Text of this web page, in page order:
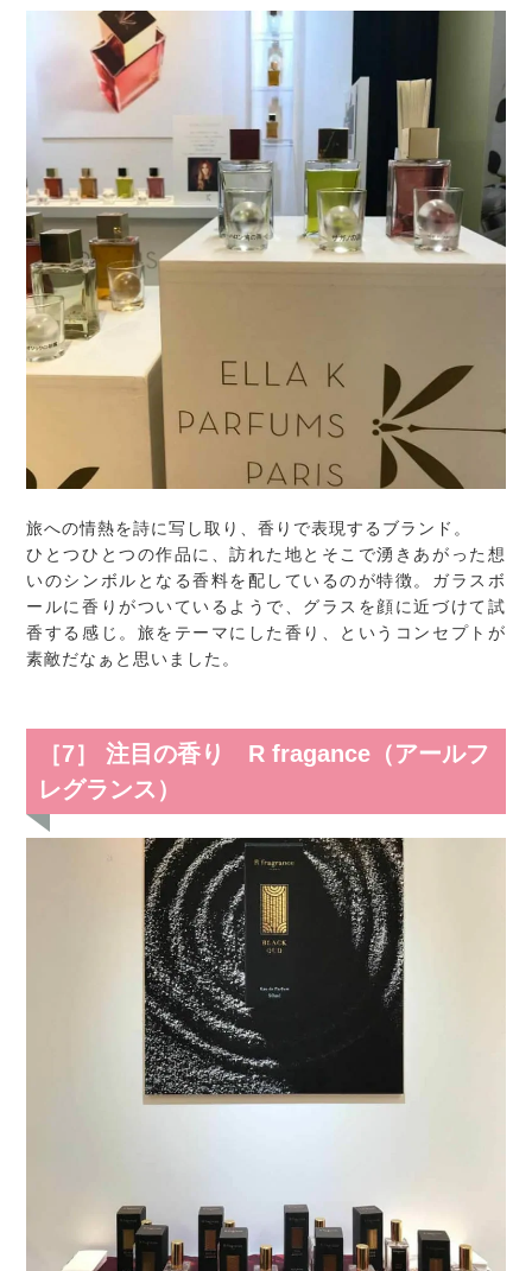
旅への情熱を詩に写し取り、香りで表現するブランド。
ひとつひとつの作品に、訪れた地とそこで湧きあがった想
いのシンボルとなる香料を配しているのが特徴。ガラスボ
ールに香りがついているようで、グラスを顔に近づけて試
香する感じ。旅をテーマにした香り、というコンセプトが
素敵だなぁと思いました。
［7］ 注目の香り R fragance（アールフ
レグランス）